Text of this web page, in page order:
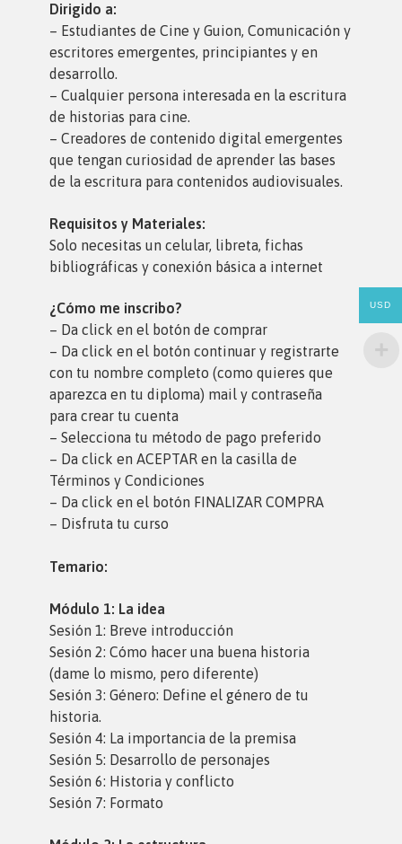
Dirigido a:
– Estudiantes de Cine y Guion, Comunicación y
escritores emergentes, principiantes y en
desarrollo.
– Cualquier persona interesada en la escritura
de historias para cine.
– Creadores de contenido digital emergentes
que tengan curiosidad de aprender las bases
de la escritura para contenidos audiovisuales.
Requisitos y Materiales:
Solo necesitas un celular, libreta, fichas
bibliográficas y conexión básica a internet
¿Cómo me inscribo?
– Da click en el botón de comprar
– Da click en el botón continuar y registrarte
con tu nombre completo (como quieres que
aparezca en tu diploma) mail y contraseña
para crear tu cuenta
– Selecciona tu método de pago preferido
– Da click en ACEPTAR en la casilla de
Términos y Condiciones
– Da click en el botón FINALIZAR COMPRA
– Disfruta tu curso
Temario:
Módulo 1: La idea
Sesión 1: Breve introducción
Sesión 2: Cómo hacer una buena historia
(dame lo mismo, pero diferente)
Sesión 3: Género: Define el género de tu
historia.
Sesión 4: La importancia de la premisa
Sesión 5: Desarrollo de personajes
Sesión 6: Historia y conflicto
Sesión 7: Formato
USD